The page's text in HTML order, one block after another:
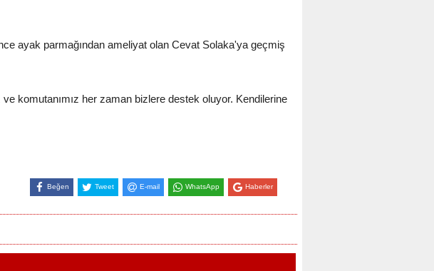
ayak parmağından ameliyat olan Cevat Solaka'ya geçmiş
komutanımız her zaman bizlere destek oluyor. Kendilerine
Beğen Tweet E-mail WhatsApp Haberler